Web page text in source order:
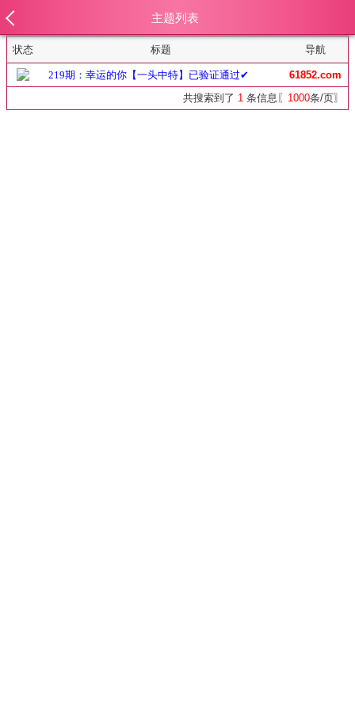
主题列表
状态 标题 导航
219期：幸运的你【一头中特】已验证通过✔
61852.com
共搜索到了 1 条信息〖 1000条/页〗